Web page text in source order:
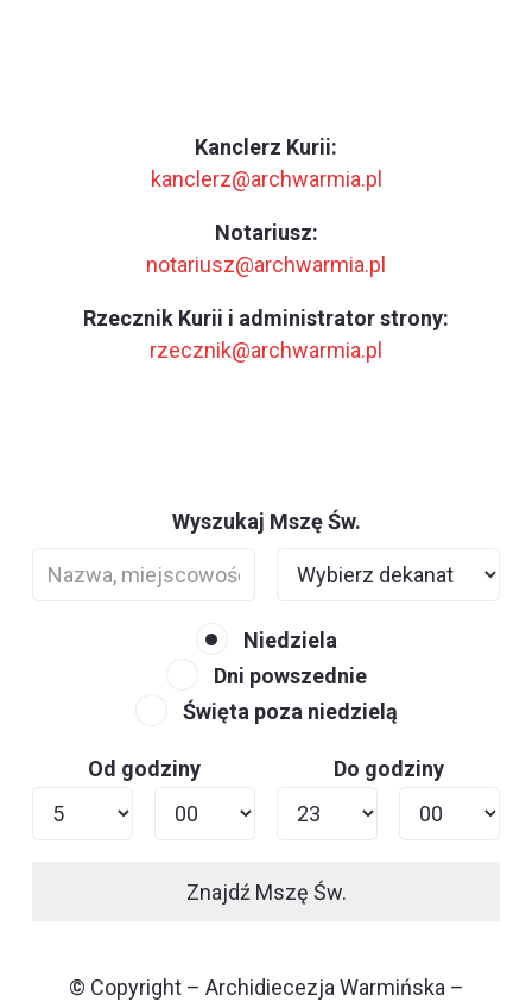
Kanclerz Kurii:
kanclerz@archwarmia.pl
Notariusz:
notariusz@archwarmia.pl
Rzecznik Kurii i administrator strony:
rzecznik@archwarmia.pl
Wyszukaj Mszę Św.
Niedziela
Dni powszednie
Święta poza niedzielą
Od godziny Do godziny
Znajdź Mszę Św.
© Copyright – Archidiecezja Warmińska –